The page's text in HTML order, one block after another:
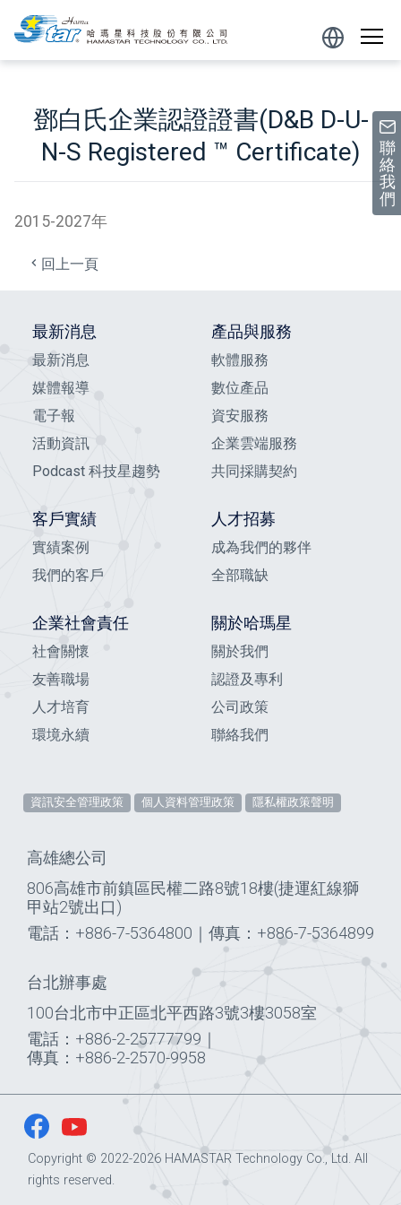
跳到主要內容區塊
聯
絡
我
們
Powered
by
鄧白氏企業認證證書(D&B D-U-
N-S Registered ™ Certificate)
2015-2027年
回上一頁
最新消息
最新消息
媒體報導
電子報
活動資訊
Podcast 科技星趨勢
產品與服務
軟體服務
數位產品
資安服務
企業雲端服務
共同採購契約
客戶實績
實績案例
我們的客戶
人才招募
成為我們的夥伴
全部職缺
企業社會責任
社會關懷
友善職場
人才培育
環境永續
關於哈瑪星
關於我們
認證及專利
公司政策
聯絡我們
資訊安全管理政策 個人資料管理政策 隱私權政策聲明
高雄總公司
806高雄市前鎮區民權二路8號18樓(捷運紅線獅
甲站2號出口)
電話：+886-7-5364800 ｜ 傳真：+886-7-5364899
台北辦事處
100台北市中正區北平西路3號3樓3058室
電話：+886-2-25777799 ｜
傳真：+886-2-2570-9958
Copyright © 2022-2026 HAMASTAR Technology Co., Ltd. All
rights reserved.